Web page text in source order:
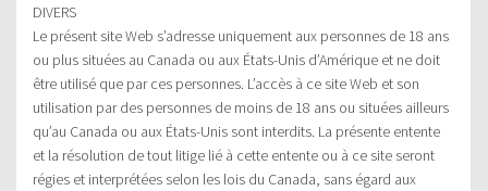
DIVERS
Le présent site Web s’adresse uniquement aux personnes de 18 ans
ou plus situées au Canada ou aux États-Unis d’Amérique et ne doit
être utilisé que par ces personnes. L’accès à ce site Web et son
utilisation par des personnes de moins de 18 ans ou situées ailleurs
qu’au Canada ou aux États-Unis sont interdits. La présente entente
et la résolution de tout litige lié à cette entente ou à ce site seront
régies et interprétées selon les lois du Canada, sans égard aux